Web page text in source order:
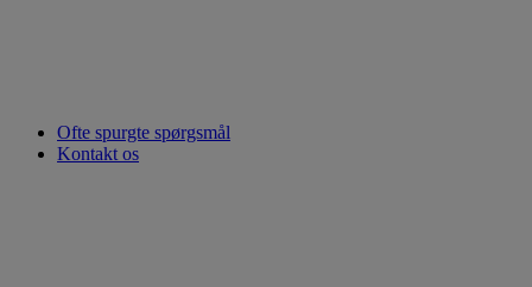
Ofte spurgte spørgsmål
Kontakt os